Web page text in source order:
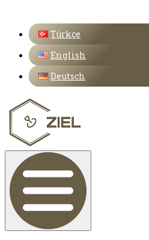
Türkçe
English
Deutsch